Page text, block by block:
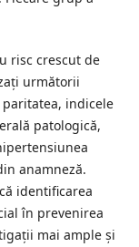
risc crescut de
următorii
indicele
patologică,
anamneză.
identificarea
în prevenirea
mai ample și